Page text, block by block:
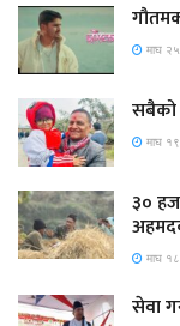
माघ
सबैको
माघ
३०
माघ
सेवा